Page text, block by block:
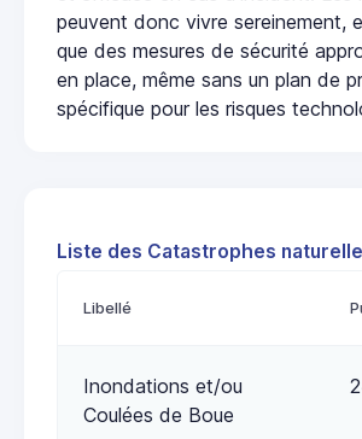
peuvent donc vivre sereinement,
que des mesures de sécurité
en place, même sans un plan de
spécifique pour les risques
Liste des Catastrophes
Libellé
Inondations et/ou
Coulées de Boue